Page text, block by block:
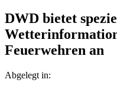
DWD bietet
Feuerwehren an
Abgelegt in: